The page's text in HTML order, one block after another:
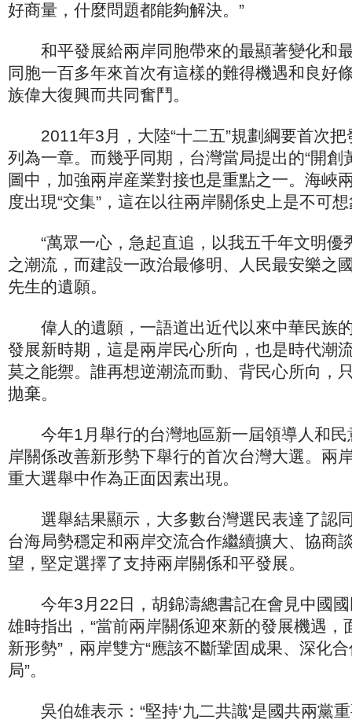
好商量，什麼問題都能夠解決。”
和平發展給兩岸同胞帶來的最顯著變化和
同胞一百多年來首次有這樣的難得機遇和良好
族偉大復興而共同奮鬥。
2011年3月，大陸“十二五”規劃綱要首次把
列為一章。而幾乎同期，台灣當局提出的“開創
圖中，加強兩岸産業對接也是重點之一。海峽
度出現“交集”，這在以往兩岸關係史上是不可
“萬眾一心，急起直追，以我五千年文明優
之潮流，而建設一政治最修明、人民最安樂之
先生的遺願。
偉人的遺願，一語道出近代以來中華民族
發展新時期，這是兩岸民心所向，也是時代潮
莫之能禦。誰再想逆潮流而動、背民心所向，
拋棄。
今年1月舉行的台灣地區新一屆領導人和民
岸關係改善新形勢下舉行的首次台灣大選。兩
重大選舉中作為正面因素出現。
選舉結果顯示，大多數台灣選民表達了認同
台海局勢穩定和兩岸交流合作繼續擴大、協商
望，堅定選擇了支持兩岸關係和平發展。
今年3月22日，胡錦濤總書記在會見中國國
雄時指出，“當前兩岸關係迎來新的發展機遇，
新形勢”，兩岸雙方“應該不斷鞏固成果、深化
局”。
吳伯雄表示：“堅持‘九二共識'是國共兩黨